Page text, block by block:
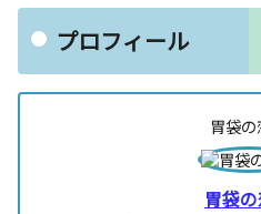
プロフィール
胃袋の
胃袋